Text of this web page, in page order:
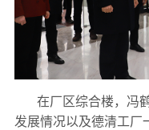
在厂区综合楼，冯
发展情况以及德清工厂